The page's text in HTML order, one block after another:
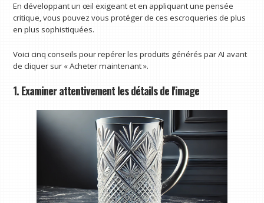
En développant un œil exigeant et en appliquant une pensée
critique, vous pouvez vous protéger de ces escroqueries de plus
en plus sophistiquées.
Voici cinq conseils pour repérer les produits générés par AI avant
de cliquer sur « Acheter maintenant ».
1. Examiner attentivement les détails de l'image